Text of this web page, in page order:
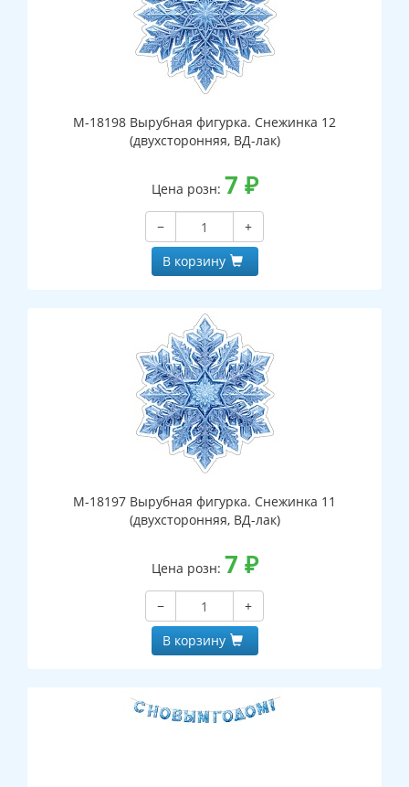
М-18198 Вырубная фигурка. Снежинка 12
(двухсторонняя, ВД-лак)
Цена розн: 7 ₽
−
+
В корзину
М-18197 Вырубная фигурка. Снежинка 11
(двухсторонняя, ВД-лак)
Цена розн: 7 ₽
−
+
В корзину